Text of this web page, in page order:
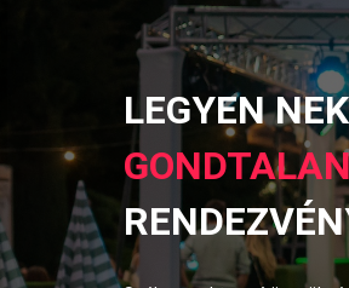
LEGYEN